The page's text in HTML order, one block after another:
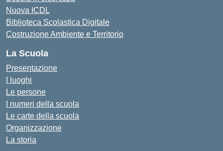
Nuova ICDL
Biblioteca Scolastica Digitale
Costruzione Ambiente e Territorio
La Scuola
Presentazione
I luoghi
Le persone
I numeri della scuola
Le carte della scuola
Organizzazione
La storia